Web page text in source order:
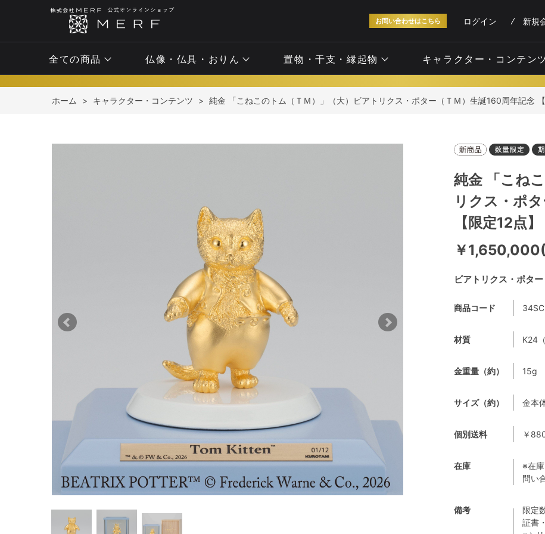
お問い合わせはこちら ログイン 新規
全ての商品 仏像・仏具・おりん 置物・干支・縁起物 キャラクター・コンテン
ホーム > キャラクター・コンテンツ > 純金 「こねこのトム（ＴＭ）」（大）ビアトリクス・ポター（ＴＭ）生誕160周年記念
ビアトリクス・ポタ
純金 「こね
リクス・ポ
【限定12点
￥
商品コード
材質 K24
金重量（約） 15g
サイズ（約） 金本
個別送料 ￥
在庫
※在
問い
備考
限定
証書